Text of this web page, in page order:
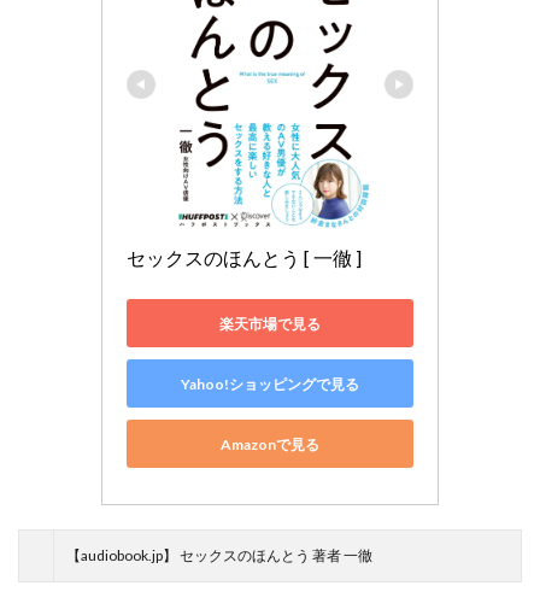
セックスのほんとう [ 一徹 ]
楽天市場で見る
Yahoo!ショッピングで見る
Amazonで見る
【audiobook.jp】 セックスのほんとう 著者 一徹